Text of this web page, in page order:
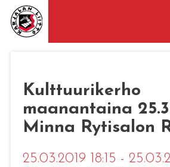
Kulttuurikerho
maanantaina
Minna Rytisalon
25.03.2019 18:15 -